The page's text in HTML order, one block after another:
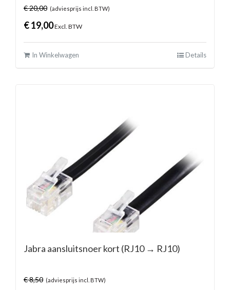
€20,00 (adviesprijs incl. BTW)
€19,00Excl. BTW
In Winkelwagen Details
Jabra aansluitsnoer kort (RJ10 → RJ10)
€8,50 (adviesprijs incl. BTW)